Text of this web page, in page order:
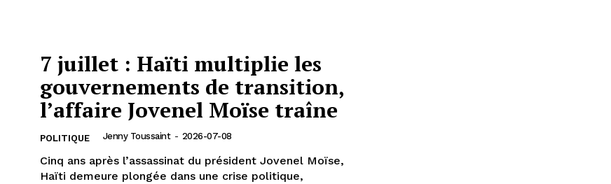
7 juillet : Haïti multiplie les
gouvernements de transition,
l’affaire Jovenel Moïse traîne
POLITIQUE Jenny Toussaint - 2026-07-08
Cinq ans après l’assassinat du président Jovenel Moïse,
Haïti demeure plongée dans une crise politique,